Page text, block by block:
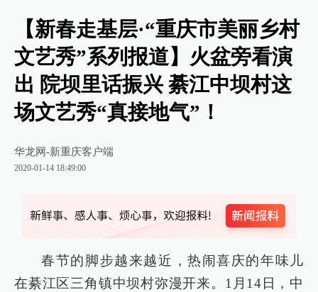
【新春走基层·“重庆市美丽乡村
文艺秀”系列报道】火盆旁看演
出 院坝里话振兴 綦江中坝村这
场文艺秀“真接地气”！
华龙网-新重庆客户端
2020-01-14 18:49:00
春节的脚步越来越近，热闹喜庆的年味儿
在綦江区三角镇中坝村弥漫开来。1月14日，中